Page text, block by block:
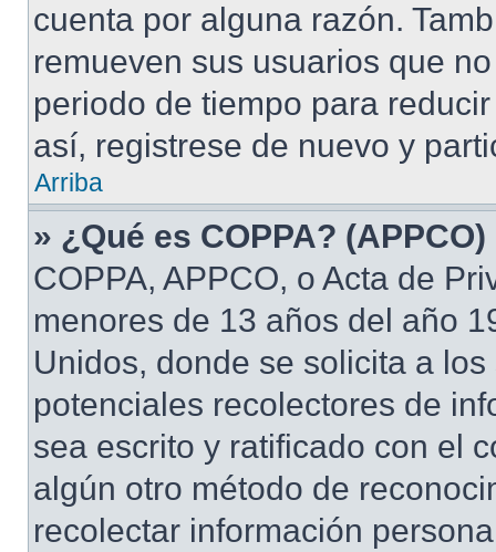
cuenta por alguna razón.
remueven sus usuarios que
periodo de tiempo para
así, registrese de nuevo y
Arriba
» ¿Qué es COPPA? (APPCO)
COPPA, APPCO, o Acta de
menores de 13 años del año
Unidos, donde se solicita a
potenciales recolectores de
sea escrito y ratificado con el
algún otro método de
recolectar información